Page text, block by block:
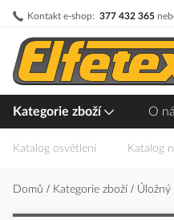
Kontakt e-shop: 377 432 365
Přejít
obsah
Kategorie zboží O
Katalog osvětlení Katalog
Domů Kategorie zboží Úložný